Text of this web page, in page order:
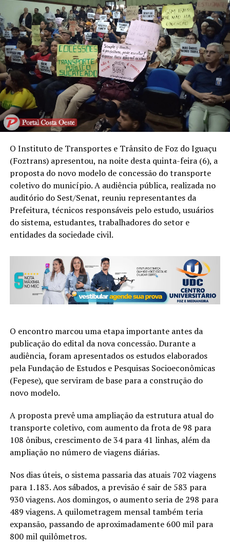
O Instituto de Transportes e Trânsito de Foz do Iguaçu
(Foztrans) apresentou, na noite desta quinta-feira (6), a
proposta do novo modelo de concessão do transporte
coletivo do município. A audiência pública, realizada no
auditório do Sest/Senat, reuniu representantes da
Prefeitura, técnicos responsáveis pelo estudo, usuários
do sistema, estudantes, trabalhadores do setor e
entidades da sociedade civil.
O encontro marcou uma etapa importante antes da
publicação do edital da nova concessão. Durante a
audiência, foram apresentados os estudos elaborados
pela Fundação de Estudos e Pesquisas Socioeconômicas
(Fepese), que serviram de base para a construção do
novo modelo.
A proposta prevê uma ampliação da estrutura atual do
transporte coletivo, com aumento da frota de 98 para
108 ônibus, crescimento de 34 para 41 linhas, além da
ampliação no número de viagens diárias.
Nos dias úteis, o sistema passaria das atuais 702 viagens
para 1.183. Aos sábados, a previsão é sair de 583 para
930 viagens. Aos domingos, o aumento seria de 298 para
489 viagens. A quilometragem mensal também teria
expansão, passando de aproximadamente 600 mil para
800 mil quilômetros.